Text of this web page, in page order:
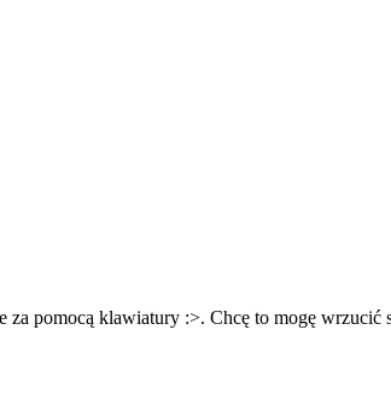
pomocą klawiatury :>. Chcę to mogę wrzucić